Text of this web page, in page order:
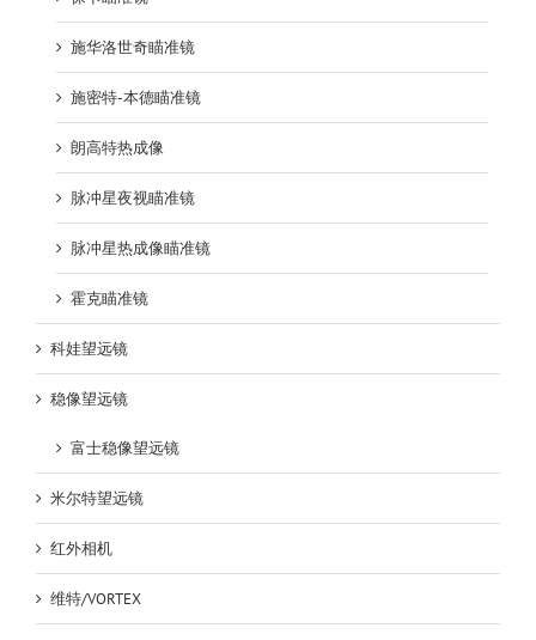
施华洛世奇瞄准镜
施密特-本德瞄准镜
朗高特热成像
脉冲星夜视瞄准镜
脉冲星热成像瞄准镜
霍克瞄准镜
科娃望远镜
稳像望远镜
富士稳像望远镜
米尔特望远镜
红外相机
维特/VORTEX